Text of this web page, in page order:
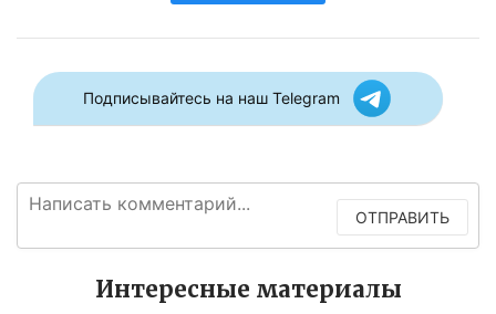
Подписывайтесь на наш Telegram
ОТПРАВИТЬ
Интересные материалы